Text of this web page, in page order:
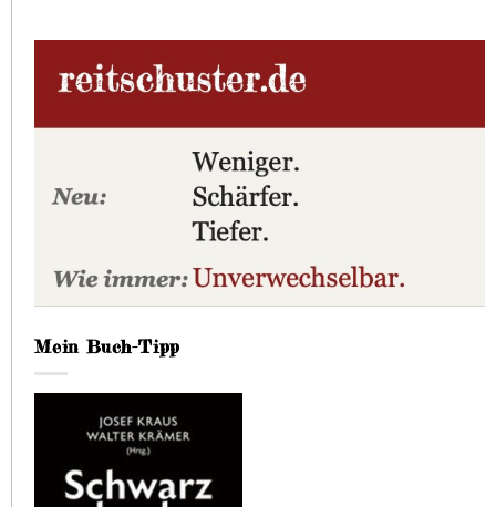
Mein Buch-Tipp